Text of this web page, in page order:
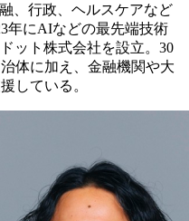
、行政、ヘルスケアなど
年にAIなどの最先端技術
ット株式会社を設立。30
体に加え、金融機関や大
している。